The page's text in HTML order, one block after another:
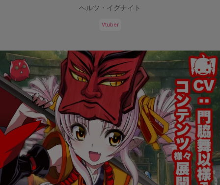
ヘルツ・イグナイト
Vtuber